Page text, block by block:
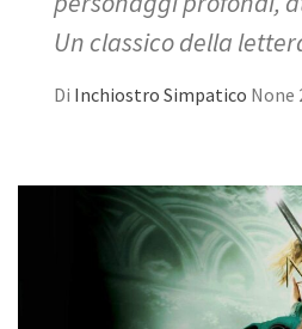
Un classico della
Di Inchiostro Simpatico None